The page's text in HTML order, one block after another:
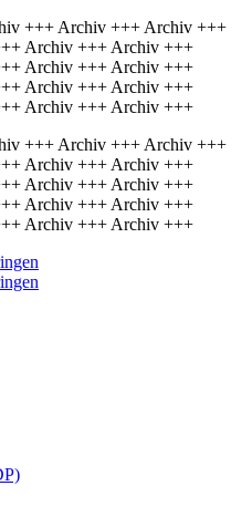
+++ Archiv +++ Archiv +++
Archiv +++ Archiv +++
Archiv +++ Archiv +++
Archiv +++ Archiv +++
Archiv +++ Archiv +++
+++ Archiv +++ Archiv +++
Archiv +++ Archiv +++
Archiv +++ Archiv +++
Archiv +++ Archiv +++
Archiv +++ Archiv +++